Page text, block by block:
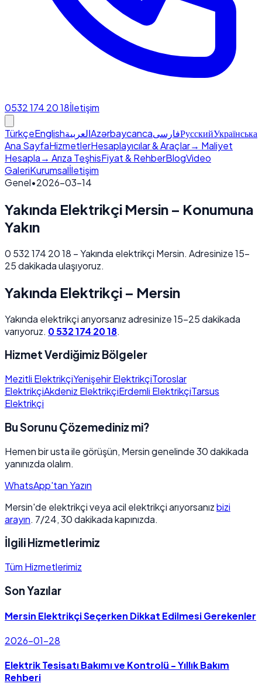
0532 174 20 18İletişim
TürkçeEnglishالعربيةAzərbaycancaفارسیРусскийУкраїнська
Ana SayfaHizmetlerHesaplayıcılar & Araçlar→ Maliyet
Hesapla→ Arıza TeşhisFiyat & RehberBlogVideo
GaleriKurumsalİletişim
Genel•2026-03-14
Yakında Elektrikçi Mersin – Konumuna
Yakın
0 532 174 20 18 – Yakında elektrikçi Mersin. Adresinize 15–
25 dakikada ulaşıyoruz.
Yakında Elektrikçi – Mersin
Yakında elektrikçi arıyorsanız adresinize 15–25 dakikada
varıyoruz. 0 532 174 20 18.
Hizmet Verdiğimiz Bölgeler
Mezitli ElektrikçiYenişehir ElektrikçiToroslar
ElektrikçiAkdeniz ElektrikçiErdemli ElektrikçiTarsus
Elektrikçi
Bu Sorunu Çözemediniz mi?
Hemen bir usta ile görüşün, Mersin genelinde 30 dakikada
yanınızda olalım.
WhatsApp'tan Yazın
Mersin'de elektrikçi veya acil elektrikçi arıyorsanızbizi
arayın. 7/24, 30 dakikada kapınızda.
İlgili Hizmetlerimiz
Tüm Hizmetlerimiz
Son Yazılar
Mersin Elektrikçi Seçerken Dikkat Edilmesi Gerekenler
2026-01-28
Elektrik Tesisatı Bakımı ve Kontrolü - Yıllık Bakım
Rehberi